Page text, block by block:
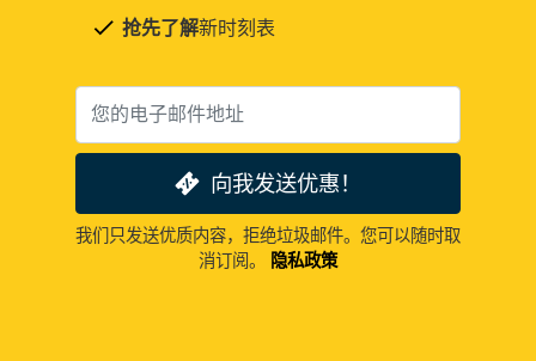
抢先了解新时刻表
向我发送优惠！
我们只发送优质内容，拒绝垃圾邮件。您可以随时取
消订阅。
隐私政策